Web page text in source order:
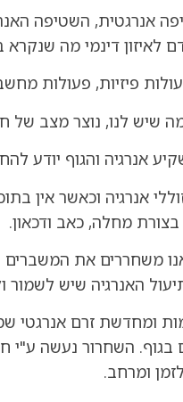
אנרגטית, השטיפה
דינמי מה שנקרא
פיזיות, פעולות
שיש לנו, נוצר מצב של
אנרגיה והגוף יודע
אנרגיה וכאשר אין
מחלה, כאב ודכאון.
משחררים את המשברים
האנרגיה שיש לשמור
ומחדשת זרם אנרגטי
השחרור נעשה ע"י
ומרחב.